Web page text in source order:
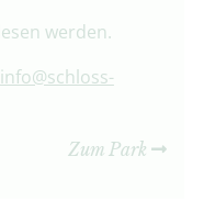
werden.
info@schloss-
Zum Park